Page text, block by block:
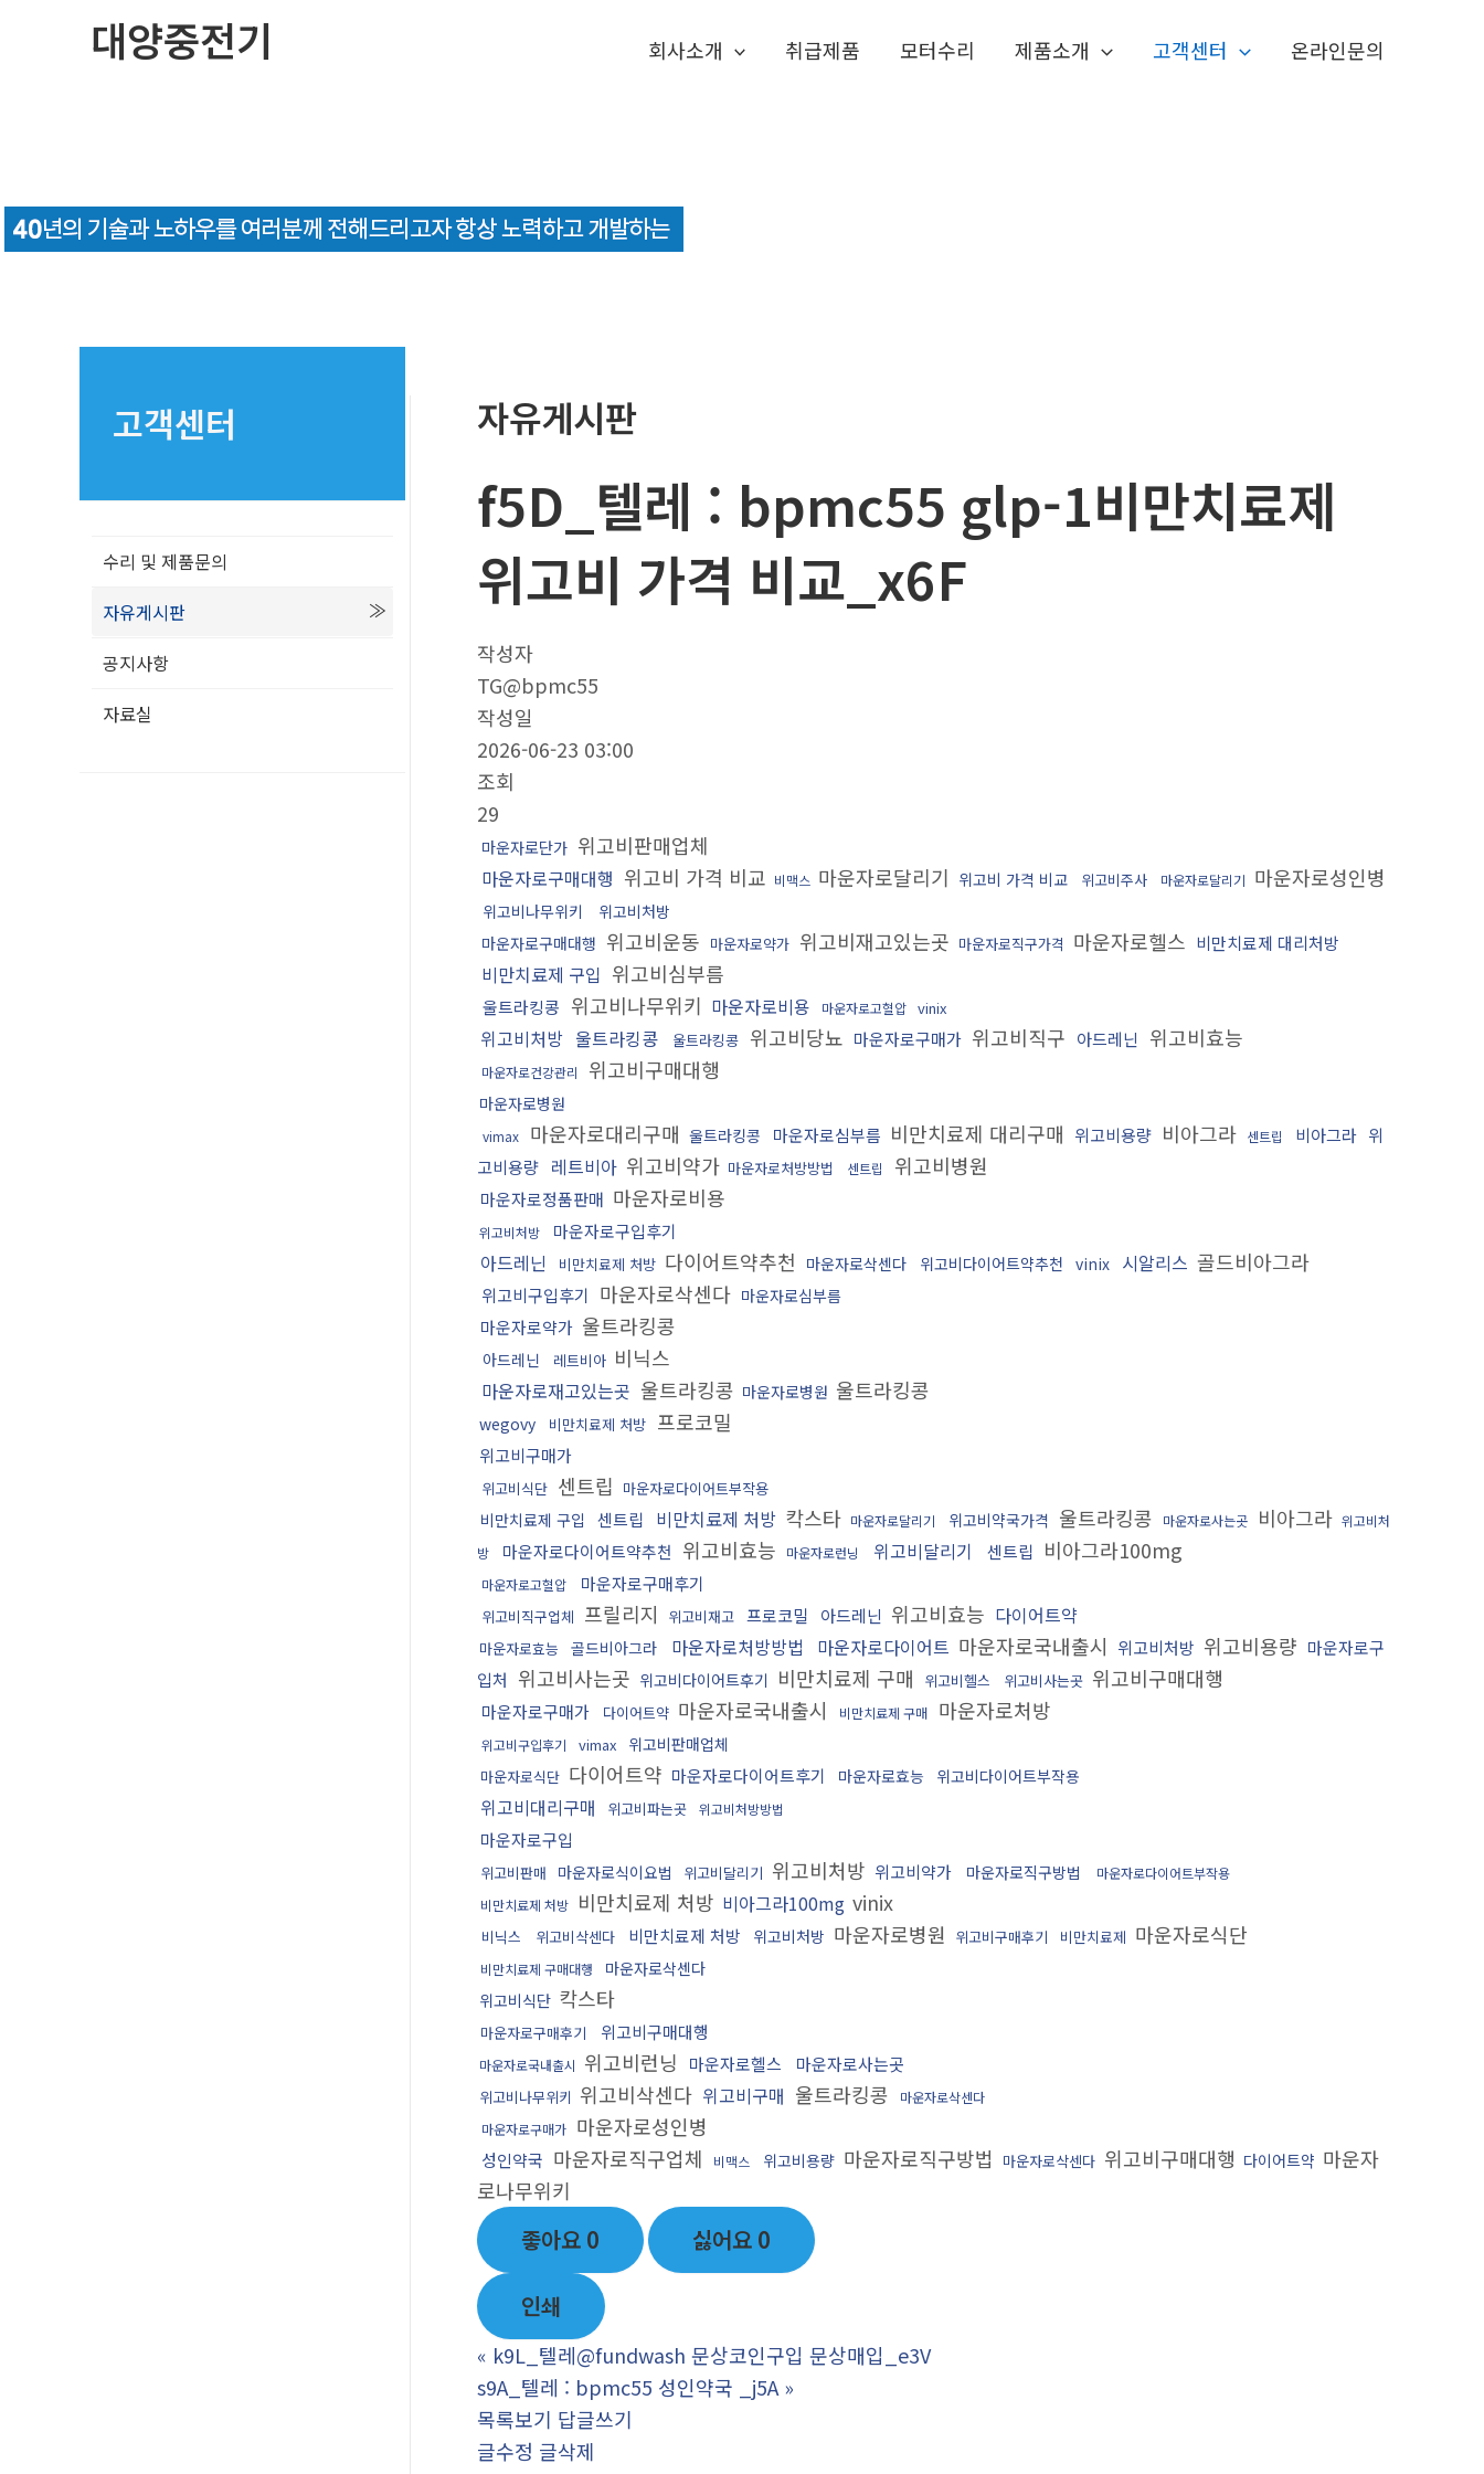
뛰
기
대양중전기 회사소개 취급제품 모터수리 제품소개 고객센터 온라인문의
고객센터
수리 및 제품문의
자유게시판
공지사항
자료실
자유게시판
f5D_텔레 : bpmc55 glp-1비만치료제
위고비 가격 비교_x6F
작성자
TG@bpmc55
작성일
2026-06-23 03:00
조회
29
마운자로단가 위고비판매업체
마운자로구매대행 위고비 가격 비교 비맥스 마운자로달리기 위고비 가격 비교 위고비주사 마운자로달리기 마운자로성인병
위고비나무위키
위고비처방
마운자로구매대행 위고비운동 마운자로약가 위고비재고있는곳 마운자로직구가격 마운자로헬스 비만치료제 대리처방
비만치료제 구입 위고비심부름
울트라킹콩 위고비나무위키 마운자로비용 마운자로고혈압 vinix
위고비처방 울트라킹콩 울트라킹콩 위고비당뇨 마운자로구매가 위고비직구 아드레닌 위고비효능
마운자로건강관리 위고비구매대행
마운자로병원
vimax 마운자로대리구매 울트라킹콩 마운자로심부름 비만치료제 대리구매 위고비용량 비아그라 센트립 비아그라 위
고비용량 레트비아 위고비약가 마운자로처방방법 센트립 위고비병원
마운자로정품판매 마운자로비용
위고비처방 마운자로구입후기
아드레닌 비만치료제 처방 다이어트약추천 마운자로삭센다 위고비다이어트약추천 vinix 시알리스 골드비아그라
위고비구입후기 마운자로삭센다 마운자로심부름
마운자로약가 울트라킹콩
아드레닌 레트비아 비닉스
마운자로재고있는곳 울트라킹콩 마운자로병원 울트라킹콩
wegovy 비만치료제 처방 프로코밀
위고비구매가
위고비식단 센트립 마운자로다이어트부작용
비만치료제 구입 센트립 비만치료제 처방 칵스타 마운자로달리기 위고비약국가격 울트라킹콩 마운자로사는곳 비아그라 위고비처
방
마운자로다이어트약추천 위고비효능 마운자로런닝 위고비달리기 센트립 비아그라100mg
마운자로고혈압 마운자로구매후기
위고비직구업체 프릴리지 위고비재고 프로코밀 아드레닌 위고비효능 다이어트약
마운자로효능 골드비아그라 마운자로처방방법 마운자로다이어트 마운자로국내출시 위고비처방 위고비용량 마운자로구
입처 위고비사는곳 위고비다이어트후기 비만치료제 구매 위고비헬스 위고비사는곳 위고비구매대행
마운자로구매가 다이어트약 마운자로국내출시 비만치료제 구매 마운자로처방
위고비구입후기 vimax 위고비판매업체
마운자로식단 다이어트약 마운자로다이어트후기 마운자로효능 위고비다이어트부작용
위고비대리구매 위고비파는곳 위고비처방방법
마운자로구입
위고비판매 마운자로식이요법 위고비달리기 위고비처방 위고비약가 마운자로직구방법
마운자로다이어트부작용
비만치료제 처방 비만치료제 처방 비아그라100mg vinix
비닉스 위고비삭센다 비만치료제 처방 위고비처방 마운자로병원 위고비구매후기 비만치료제 마운자로식단
비만치료제 구매대행
마운자로삭센다
위고비식단 칵스타
마운자로구매후기 위고비구매대행
마운자로국내출시 위고비런닝 마운자로헬스 마운자로사는곳
위고비나무위키 위고비삭센다 위고비구매 울트라킹콩
마운자로삭센다
마운자로구매가 마운자로성인병
성인약국 마운자로직구업체 비맥스 위고비용량 마운자로직구방법 마운자로삭센다 위고비구매대행 다이어트약 마운자
로나무위키
좋아요 0 싫어요 0
인쇄
« k9L_텔레@fundwash 문상코인구입 문상매입_e3V
s9A_텔레 : bpmc55 성인약국 _j5A »
목록보기 답글쓰기
글수정 글삭제